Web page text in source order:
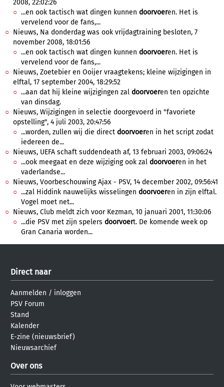
2008, 22:02:26
...en ook tactisch wat dingen kunnen doorvoeren. Het is
vervelend voor de fans,...
Nieuws, Na donderdag was ook vrijdagtraining besloten, 7
november 2008, 18:01:56
...en ook tactisch wat dingen kunnen doorvoeren. Het is
vervelend voor de fans,...
Nieuws, Zoetebier en Ooijer vraagtekens; kleine wijzigingen in
elftal, 17 september 2004, 18:29:52
...aan dat hij kleine wijzigingen zal doorvoeren ten opzichte
van dinsdag.
Nieuws, Wijzigingen in selectie doorgevoerd in "favoriete
opstelling", 4 juli 2003, 20:47:56
...worden, zullen wij die direct doorvoeren in het script zodat
iedereen de...
Nieuws, UEFA schaft suddendeath af, 13 februari 2003, 09:06:24
...ook meegaat en deze wijziging ook zal doorvoeren in het
vaderlandse...
Nieuws, Voorbeschouwing Ajax - PSV, 14 december 2002, 09:56:41
...zal Hiddink nauwelijks wisselingen doorvoeren in zijn elftal.
Vogel moet net...
Nieuws, Club meldt zich voor Kezman, 10 januari 2001, 11:30:06
...die PSV met zijn spelers doorvoert. De komende week op
Gran Canaria worden...
Direct naar
Aanmelden / inloggen
PSV Forum
Stand
Kalender
E-zine (nieuwsbrief)
Nieuwsarchief
Over ons